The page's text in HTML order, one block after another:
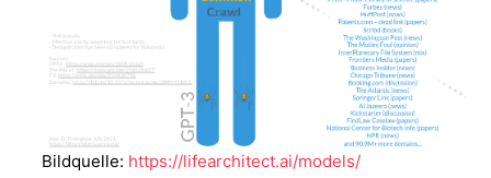
Bildquelle: https://lifearchitect.ai/models/